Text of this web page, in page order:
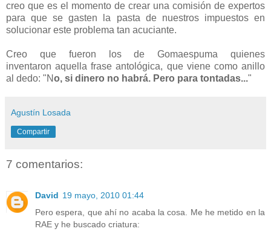
creo que es el momento de crear una comisión de expertos
para que se gasten la pasta de nuestros impuestos en
solucionar este problema tan acuciante.
Creo que fueron los de Gomaespuma quienes
inventaron aquella frase antológica, que viene como anillo
al dedo: "No, si dinero no habrá. Pero para tontadas..."
Agustín Losada
Compartir
7 comentarios:
David 19 mayo, 2010 01:44
Pero espera, que ahí no acaba la cosa. Me he metido en la
RAE y he buscado criatura: